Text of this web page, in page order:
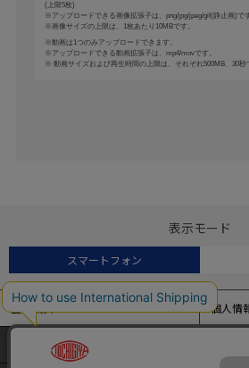
(上限5枚)
アップロードできる画像拡張子は、png/jpg/jpeg/gif(静止画)です
画像サイズの上限は、1枚あたり10MBです。
動画は1つのみアップロードできます。
アップロードできる動画拡張子は、mp4/movです。
動画サイズおよび再生時間の上限は、それぞれ500MB、30秒
表示モード
スマートフォン
個人情
特定商取引法に基づく表記
当サイトでは、アクセス解析およびサイ